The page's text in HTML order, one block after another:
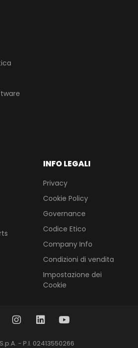
INFO LEGALI
Privacy
Cookie Policy
Governance
Codice Etico
Company Info
Condizioni di vendita
Impostazione dei
Cookie
- P.I. 02413550266